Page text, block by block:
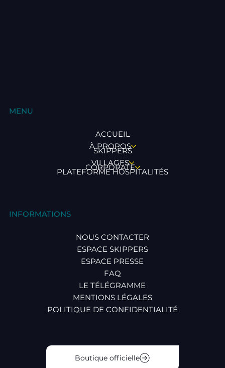
MENU
ACCUEIL
À PROPOS
SKIPPERS
VILLAGES
CORPORATE
PLATEFORME HOSPITALITÉS
INFORMATIONS
NOUS CONTACTER
ESPACE SKIPPERS
ESPACE PRESSE
FAQ
LE TÉLÉGRAMME
MENTIONS LÉGALES
POLITIQUE DE CONFIDENTIALITÉ
Boutique officielle